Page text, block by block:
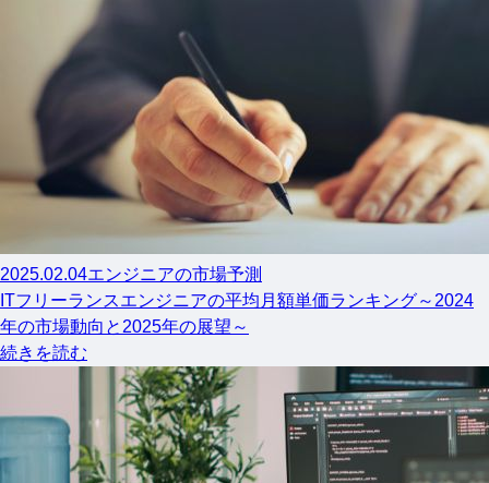
2025.02.04エンジニアの市場予測
ITフリーランスエンジニアの平均月額単価ランキング～2024
年の市場動向と2025年の展望～
続きを読む